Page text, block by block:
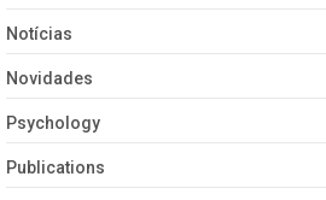
Notícias
Novidades
Psychology
Publications